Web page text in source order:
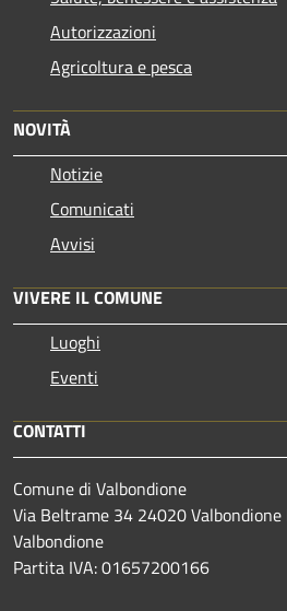
Autorizzazioni
Agricoltura e pesca
NOVITÀ
Notizie
Comunicati
Avvisi
VIVERE IL COMUNE
Luoghi
Eventi
CONTATTI
Comune di Valbondione
Via Beltrame 34 24020
Valbondione
Partita IVA: 01657200166